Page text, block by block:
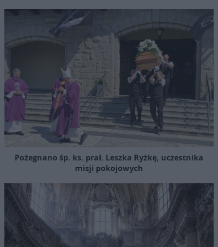
Pożegnano śp. ks. prał. Leszka Ryżkę, uczestnika
misji pokojowych